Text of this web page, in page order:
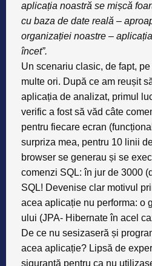
aplicația noastră se mișcă
cu baza de date reală –
organizației noastre –
încet”.
Un scenariu clasic, de fapt,
multe ori. După ce am reușit
aplicația de analizat, primul
verific a fost să văd câte
pentru fiecare ecran
surpriza mea, pentru 10 linii
browser se generau și se
comenzi SQL: în jur de 3000
SQL! Devenise clar motivul
acea aplicație nu performa: o
ului (JPA- Hibernate în acel
De ce nu sesizaseră și
acea aplicație? Lipsă de
siguranță pentru ca nu